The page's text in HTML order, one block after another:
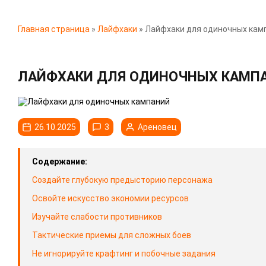
Главная страница » Лайфхаки » Лайфхаки для одиночных
ЛАЙФХАКИ ДЛЯ ОДИНОЧНЫХ
26.10.2025 3 Ареновец
Содержание:
Создайте глубокую предысторию персонажа
Освойте искусство экономии ресурсов
Изучайте слабости противников
Тактические приемы для сложных боев
Не игнорируйте крафтинг и побочные задания